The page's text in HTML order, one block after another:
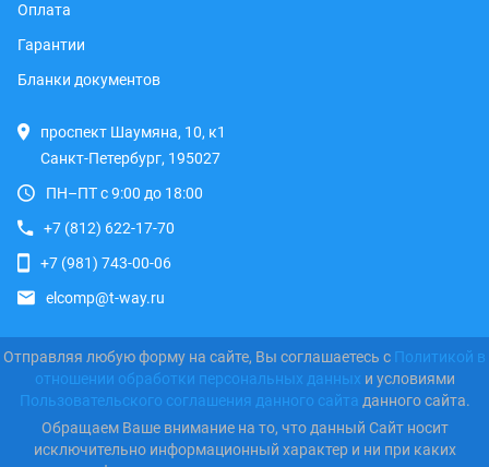
Оплата
Гарантии
Бланки документов
проспект Шаумяна, 10, к1
Санкт-Петербург, 195027
ПН–ПТ с 9:00 до 18:00
+7 (812) 622-17-70
+7 (981) 743-00-06
elcomp@t-way.ru
Отправляя любую форму на сайте, Вы соглашаетесь с Политикой в
отношении обработки персональных данных и условиями
Пользовательского соглашения данного сайта данного сайта.
Обращаем Ваше внимание на то, что данный Сайт носит
исключительно информационный характер и ни при каких